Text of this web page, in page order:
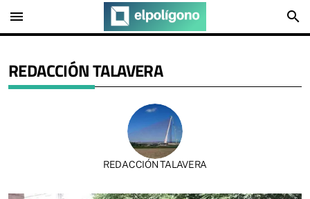
menu search
REDACCIÓN TALAVERA
REDACCIÓN TALAVERA